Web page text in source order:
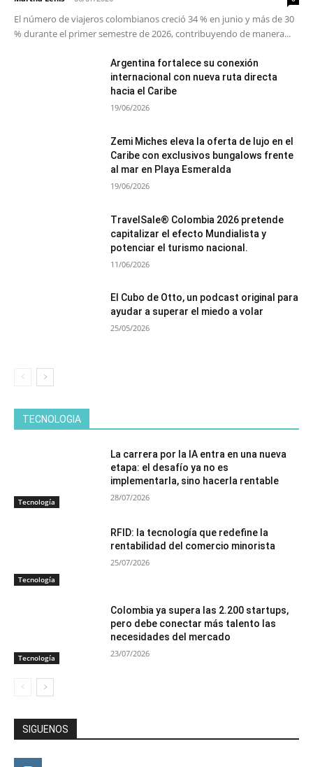
El número de viajeros colombianos creció 34 % en junio y más de 30
% durante el primer semestre de 2026, contribuyendo de manera...
Argentina fortalece su conexión
internacional con nueva ruta directa
hacia el Caribe
19/06/2026
Zemi Miches eleva la oferta de lujo en el
Caribe con exclusivos bungalows frente
al mar en Playa Esmeralda
19/06/2026
TravelSale® Colombia 2026 pretende
capitalizar el efecto Mundialista y
potenciar el turismo nacional.
11/06/2026
El Cubo de Otto, un podcast original para
ayudar a superar el miedo a volar
25/05/2026
TECNOLOGIA
Tecnología
La carrera por la IA entra en una nueva
etapa: el desafío ya no es
implementarla, sino hacerla rentable
28/07/2026
Tecnología
RFID: la tecnología que redefine la
rentabilidad del comercio minorista
25/07/2026
Tecnología
Colombia ya supera las 2.200 startups,
pero debe conectar más talento las
necesidades del mercado
23/07/2026
SIGUENOS